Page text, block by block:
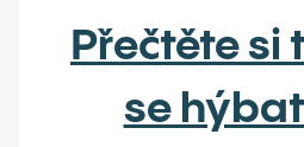
Přečtěte si
se